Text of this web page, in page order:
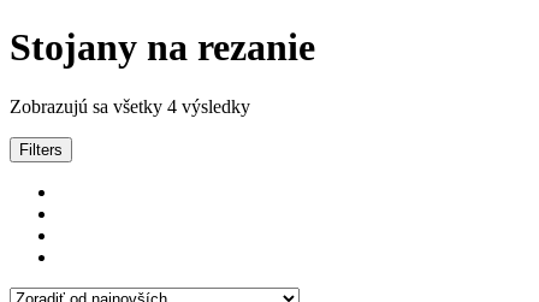
Stojany na rezanie
Zobrazujú sa všetky 4 výsledky
Filters